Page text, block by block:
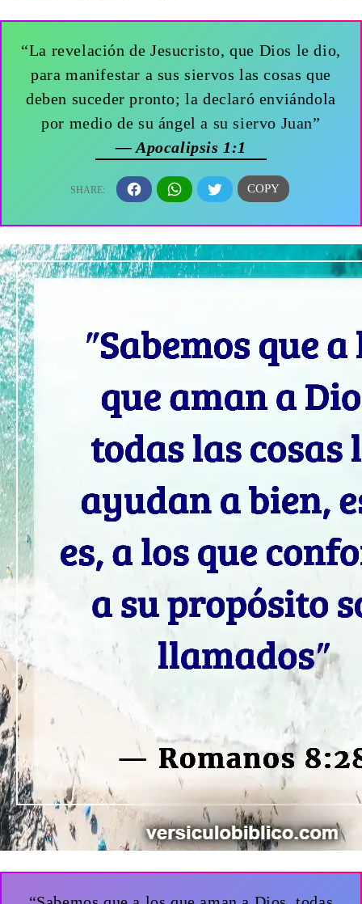
“La revelación de Jesucristo, que Dios le dio,
para manifestar a sus siervos las cosas que
deben suceder pronto; la declaró enviándola
por medio de su ángel a su siervo Juan”
— Apocalipsis 1:1